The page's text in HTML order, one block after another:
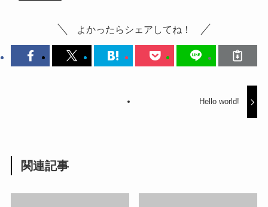
よかったらシェアしてね！
Hello world!
関連記事